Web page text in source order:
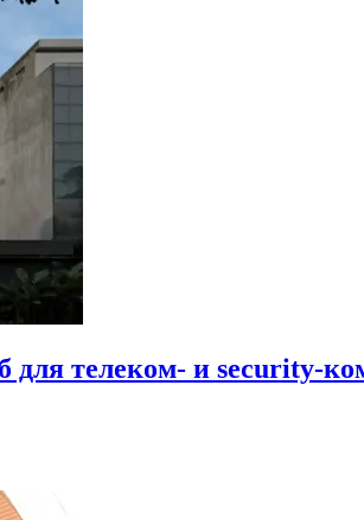
телеком- и security-